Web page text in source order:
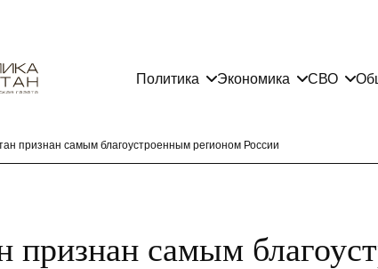
Политика Экономика СВО
признан самым благоустроенным регионом России
признан самым